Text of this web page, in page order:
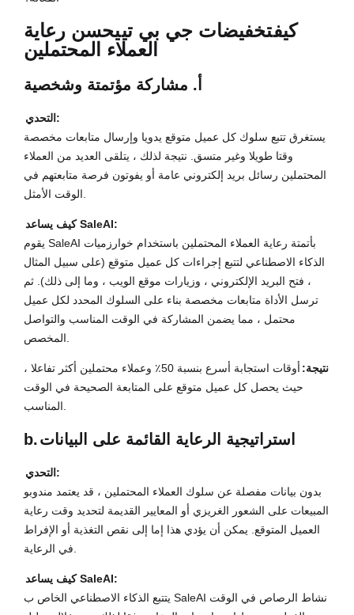
كيفتخفيضات جي بي تييحسن رعاية
العملاء المحتملين
أ. مشاركة مؤتمتة وشخصية
التحدي:
يستغرق تتبع سلوك كل عميل متوقع يدويا وإرسال متابعات مخصصة
وقتا طويلا وغير متسق. نتيجة لذلك ، يتلقى العديد من العملاء
المحتملين رسائل بريد إلكتروني عامة أو يفوتون فرصة متابعتهم في
الوقت الأمثل.
كيف يساعد SaleAI:
يقوم SaleAI بأتمتة رعاية العملاء المحتملين باستخدام خوارزميات
الذكاء الاصطناعي لتتبع إجراءات كل عميل متوقع (على سبيل المثال
، فتح البريد الإلكتروني ، وزيارات موقع الويب ، وما إلى ذلك). ثم
ترسل الأداة متابعات مخصصة بناء على السلوك المحدد لكل عميل
محتمل ، مما يضمن المشاركة في الوقت المناسب والتواصل
المخصص.
نتيجة:
أوقات استجابة أسرع بنسبة 50٪ وعملاء محتملين أكثر تفاعلا ،
حيث يحصل كل عميل متوقع على المتابعة الصحيحة في الوقت
المناسب.
b.استراتيجية الرعاية القائمة على البيانات
التحدي:
بدون بيانات مفصلة عن سلوك العملاء المحتملين ، قد يعتمد مندوبو
المبيعات على الشعور الغريزي أو المعايير القديمة لتحديد وقت رعاية
العميل المتوقع. يمكن أن يؤدي هذا إما إلى نقص التغذية أو الإفراط
في الرعاية.
كيف يساعد SaleAI:
يتتبع الذكاء الاصطناعي الخاص ب SaleAI نشاط الرصاص في الوقت